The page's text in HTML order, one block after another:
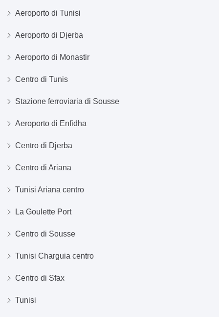
Aeroporto di Tunisi
Aeroporto di Djerba
Aeroporto di Monastir
Centro di Tunis
Stazione ferroviaria di Sousse
Aeroporto di Enfidha
Centro di Djerba
Centro di Ariana
Tunisi Ariana centro
La Goulette Port
Centro di Sousse
Tunisi Charguia centro
Centro di Sfax
Tunisi